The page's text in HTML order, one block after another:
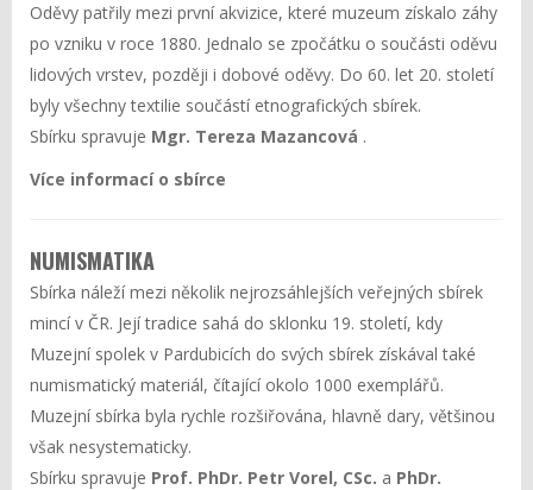
Oděvy patřily mezi první akvizice, které muzeum získalo záhy
po vzniku v roce 1880. Jednalo se zpočátku o součásti oděvu
lidových vrstev, později i dobové oděvy. Do 60. let 20. století
byly všechny textilie součástí etnografických sbírek.
Sbírku spravuje Mgr. Tereza Mazancová .
Více informací o sbírce
NUMISMATIKA
Sbírka náleží mezi několik nejrozsáhlejších veřejných sbírek
mincí v ČR. Její tradice sahá do sklonku 19. století, kdy
Muzejní spolek v Pardubicích do svých sbírek získával také
numismatický materiál, čítající okolo 1000 exemplářů.
Muzejní sbírka byla rychle rozšiřována, hlavně dary, většinou
však nesystematicky.
Sbírku spravuje Prof. PhDr. Petr Vorel, CSc. a PhDr.